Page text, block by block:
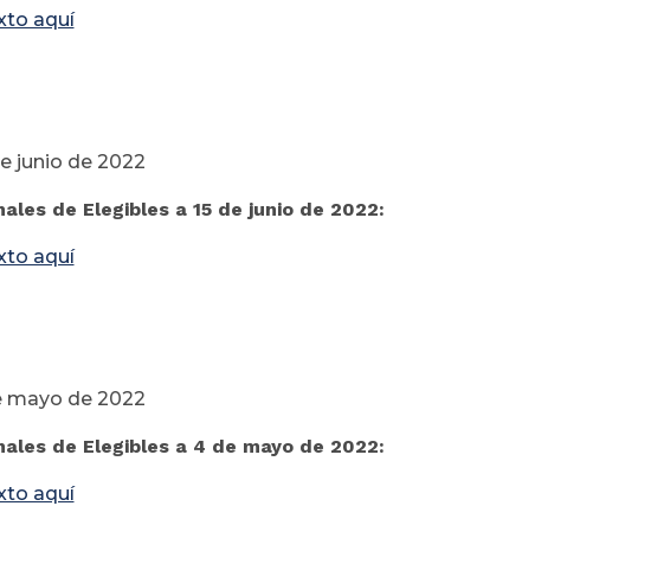
aquí
junio de 2022
de Elegibles a 15 de junio de 2022:
aquí
mayo de 2022
de Elegibles a 4 de mayo de 2022:
aquí